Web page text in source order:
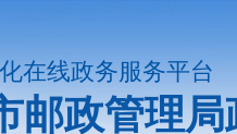
在线政务服务平台
邮政管理